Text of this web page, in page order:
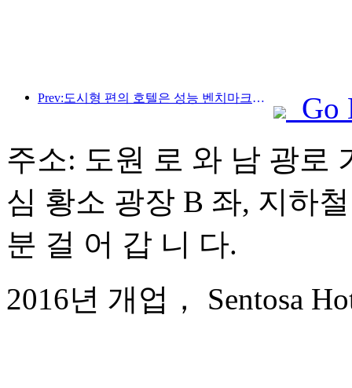
Prev:도시형 편의 호텔은 성능 벤치마크를 만들고 산업 발전을 촉진합니다.
Go
주소: 도원 로 와 남 광로
심 황소 광장 B 좌, 지하
분 걸 어 갑 니 다.
2016년 개업， Sentosa